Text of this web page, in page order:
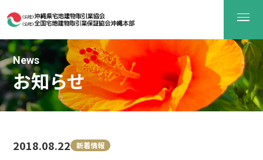
News
お知らせ
2018.08.22 新着情報